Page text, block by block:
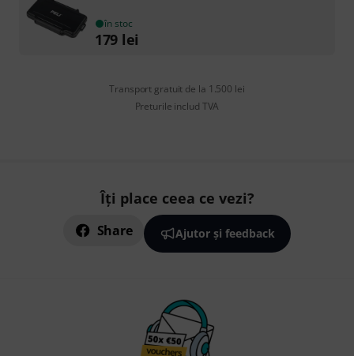
în stoc
179 lei
Transport gratuit de la 1.500 lei
Preturile includ TVA
Îți place ceea ce vezi?
Share Ajutor și feedback